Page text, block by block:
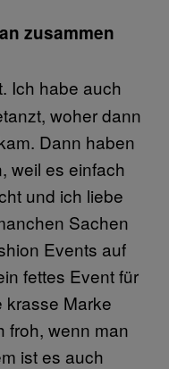
zusammen
Ich habe auch
woher dann
Dann haben
weil es einfach
und ich liebe
Sachen
Events auf
fettes Event für
krasse Marke
froh, wenn man
ist es auch